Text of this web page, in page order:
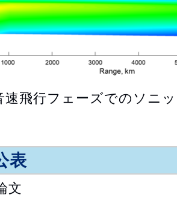
速飛行フェーズでのソニ
表
文